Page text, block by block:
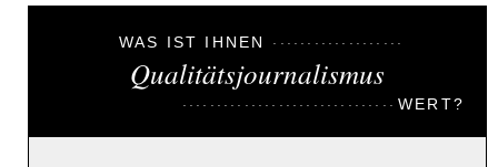
WAS IST IHNEN
Qualitätsjournalismus
WERT?